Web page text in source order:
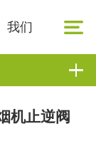
我们
机止逆阀